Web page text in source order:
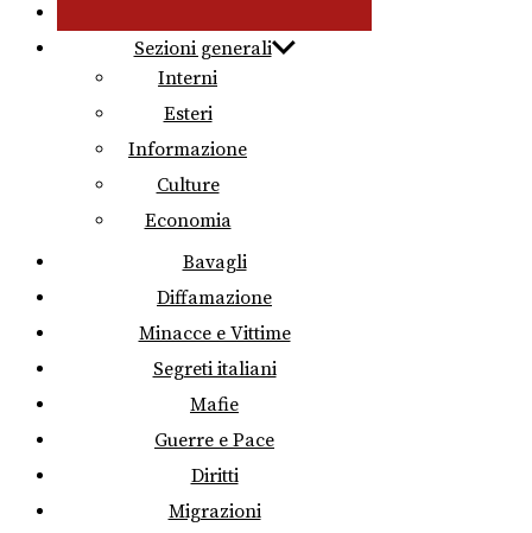
Sezioni generali
Interni
Esteri
Informazione
Culture
Economia
Bavagli
Diffamazione
Minacce e Vittime
Segreti italiani
Mafie
Guerre e Pace
Diritti
Migrazioni